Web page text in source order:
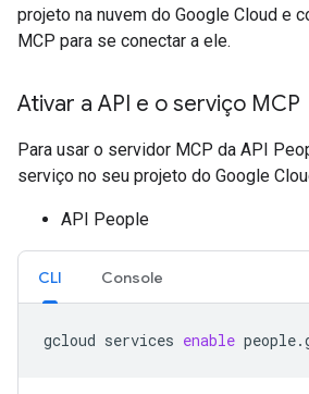
projeto na nuvem do Google Cloud e
MCP para se conectar a ele.
Ativar a API e o serviço MCP
Para usar o servidor MCP da API
serviço no seu projeto do Google
API People
CLI Console
gcloud services enable